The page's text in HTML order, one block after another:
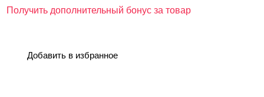
Получить дополнительный бонус за товар
Добавить в избранное